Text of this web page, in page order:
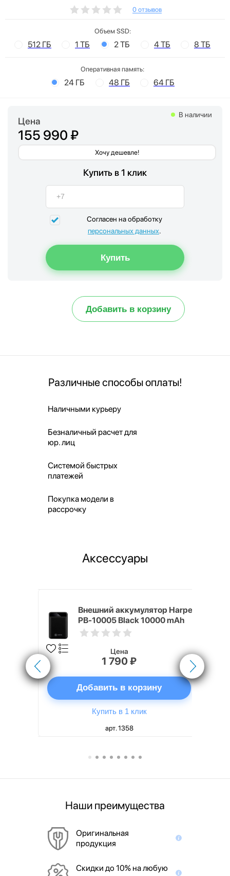
0 отзывов
Объем SSD:
512 ГБ 1 ТБ 2 ТБ 4 ТБ 8 ТБ
Оперативная память:
24 ГБ 48 ГБ 64 ГБ
Цена
155 990 ₽
Хочу дешевле!
В наличии
Купить в 1 клик
Согласен на обработку
персональных данных.
Добавить в корзину
Различные способы оплаты!
Наличными курьеру
Безналичный расчет для
юр. лиц
Системой быстрых
платежей
Покупка модели в
рассрочку
Аксессуары
Внешний аккумулятор Harper
PB-10005 Black 10000 mAh
Цена
1 790 ₽
Добавить в корзину
Купить в 1 клик
арт. 1358
Наши преимущества
Оригинальная
продукция
Скидки до 10% на любую